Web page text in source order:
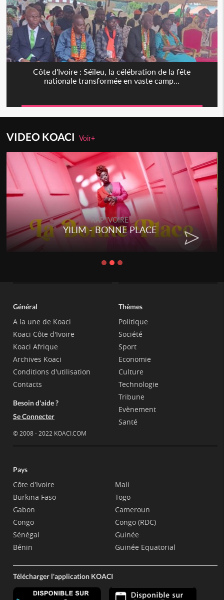
Côte d'Ivoire : Séileu, la célébration de la fête
nationale transformée en vaste camp...
VIDEO KOACIVoir+
RAP IVOIRE
YILIM - BONNE PLACE
Général
A la une de Koaci
Koaci Côte d'Ivoire
Koaci Afrique
Archives Koaci
Conditions d'utilisation
Contacts
Besoin d'aide ?
Se Connecter
© 2008 - 2022 KOACI.COM
Thèmes
Politique
Société
Sport
Economie
Culture
Technologie
Tribune
Evènement
Santé
Pays
Côte d'Ivoire
Burkina Faso
Gabon
Congo
Sénégal
Bénin
Mali
Togo
Cameroun
Congo (RDC)
Guinée
Guinée Equatorial
Télécharger l'application KOACI